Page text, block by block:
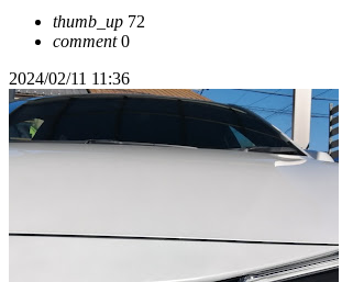
thumb_up 72
comment0
2024/02/11 11:36